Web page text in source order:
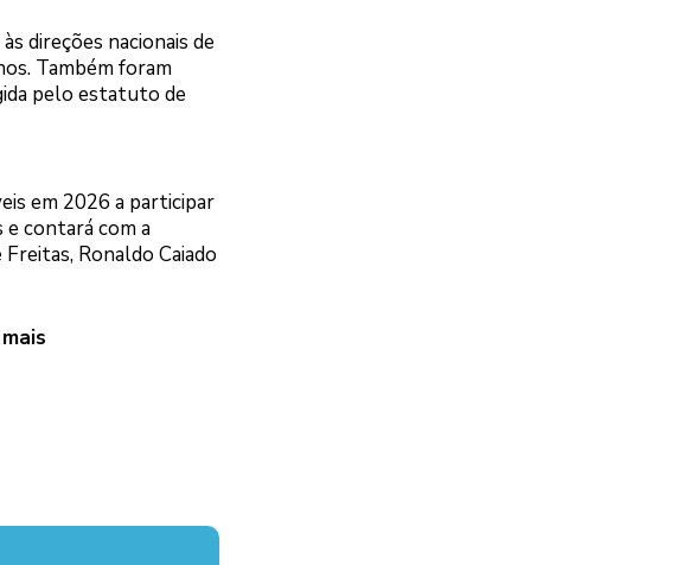
direções nacionais de
Também foram
pelo estatuto de
em 2026 a participar
e contará com a
Ronaldo Caiado